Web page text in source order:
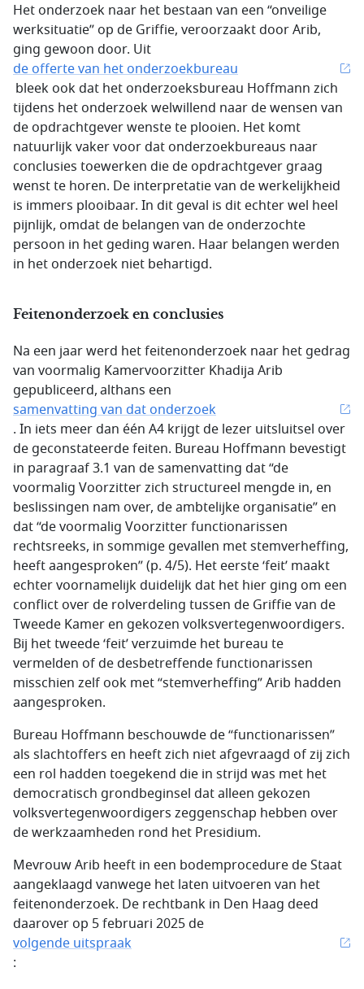
Het onderzoek naar het bestaan van een “onveilige
werksituatie” op de Griffie, veroorzaakt door Arib,
ging gewoon door. Uit
de offerte van het onderzoekbureau
bleek ook dat het onderzoeksbureau Hoffmann zich
tijdens het onderzoek welwillend naar de wensen van
de opdrachtgever wenste te plooien. Het komt
natuurlijk vaker voor dat onderzoekbureaus naar
conclusies toewerken die de opdrachtgever graag
wenst te horen. De interpretatie van de werkelijkheid
is immers plooibaar. In dit geval is dit echter wel heel
pijnlijk, omdat de belangen van de onderzochte
persoon in het geding waren. Haar belangen werden
in het onderzoek niet behartigd.
Feitenonderzoek en conclusies
Na een jaar werd het feitenonderzoek naar het gedrag
van voormalig Kamervoorzitter Khadija Arib
gepubliceerd, althans een
samenvatting van dat onderzoek
. In iets meer dan één A4 krijgt de lezer uitsluitsel over
de geconstateerde feiten. Bureau Hoffmann bevestigt
in paragraaf 3.1 van de samenvatting dat “de
voormalig Voorzitter zich structureel mengde in, en
beslissingen nam over, de ambtelijke organisatie” en
dat “de voormalig Voorzitter functionarissen
rechtsreeks, in sommige gevallen met stemverheffing,
heeft aangesproken” (p. 4/5). Het eerste ‘feit’ maakt
echter voornamelijk duidelijk dat het hier ging om een
conflict over de rolverdeling tussen de Griffie van de
Tweede Kamer en gekozen volksvertegenwoordigers.
Bij het tweede ‘feit’ verzuimde het bureau te
vermelden of de desbetreffende functionarissen
misschien zelf ook met “stemverheffing” Arib hadden
aangesproken.
Bureau Hoffmann beschouwde de “functionarissen”
als slachtoffers en heeft zich niet afgevraagd of zij zich
een rol hadden toegekend die in strijd was met het
democratisch grondbeginsel dat alleen gekozen
volksvertegenwoordigers zeggenschap hebben over
de werkzaamheden rond het Presidium.
Mevrouw Arib heeft in een bodemprocedure de Staat
aangeklaagd vanwege het laten uitvoeren van het
feitenonderzoek. De rechtbank in Den Haag deed
daarover op 5 februari 2025 de
volgende uitspraak
: